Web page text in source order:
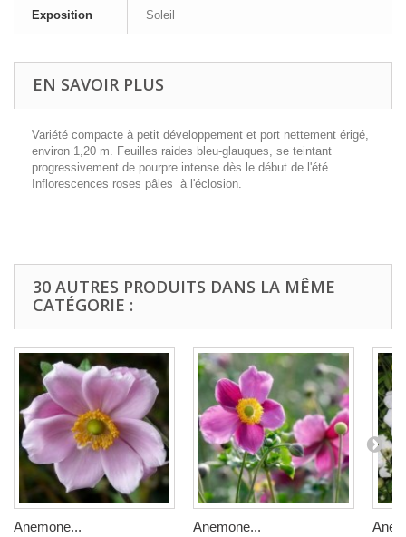
Exposition Soleil
EN SAVOIR PLUS
Variété compacte à petit développement et port nettement érigé,
environ 1,20 m. Feuilles raides bleu-glauques, se teintant
progressivement de pourpre intense dès le début de l'été.
Inflorescences roses pâles à l'éclosion.
30 AUTRES PRODUITS DANS LA MÊME
CATÉGORIE :
Anemone... Anemone...